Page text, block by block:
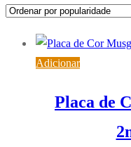
Adicionar
Placa de